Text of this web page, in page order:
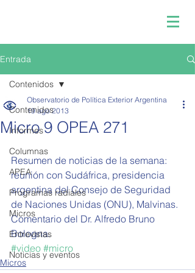
Entrada
Contenidos
Informes
Columnas
APEA
Programas radiales
Micros
Entrevistas
Noticias y eventos
Contenidos
Micro 9 OPEA 271
Observatorio de Política Exterior Argentina
19 ago 2013
Resumen de noticias de la semana:
reunión con Sudáfrica, presidencia
argentina del Consejo de Seguridad
de Naciones Unidas (ONU), Malvinas.
Comentario del Dr. Alfredo Bruno
Bologna.
#video #micro
Micros